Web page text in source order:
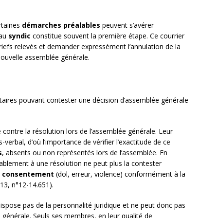
démarches préalables peuvent s’avérer
syndic constitue souvent la première étape. Ce courrier
relevés et demander expressément l’annulation de la
assemblée générale.
pouvant contester une décision d’assemblée générale
la résolution lors de l’assemblée générale. Leur
d’où l’importance de vérifier l’exactitude de ce
, absents ou non représentés lors de l’assemblée. En
à une résolution ne peut plus la contester
consentement (dol, erreur, violence) conformément à la
n°12-14.651).
pas de la personnalité juridique et ne peut donc pas
Seuls ses membres, en leur qualité de